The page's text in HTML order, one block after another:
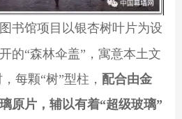
书馆项目以银杏树叶片为设
的“森林伞盖”，寓意本土文
每颗“树”型柱， 配合由金
原片，辅以有着“超级玻璃”